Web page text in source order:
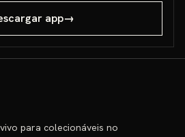
app→
para colecionáveis no